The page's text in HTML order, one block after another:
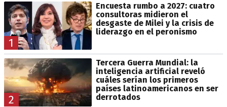
1
Encuesta rumbo a 2027: cuatro
consultoras midieron el
desgaste de Milei y la crisis de
liderazgo en el peronismo
2
Tercera Guerra Mundial: la
inteligencia artificial reveló
cuáles serían los primeros
países latinoamericanos en ser
derrotados